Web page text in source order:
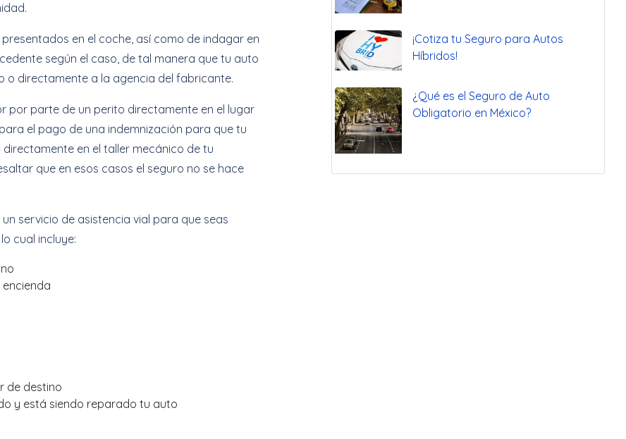
en el coche, así como de indagar en
según el caso, de tal manera que tu auto
o directamente a la agencia del fabricante.
por parte de un perito directamente en el lugar
el pago de una indemnización para que tu
en el taller mecánico de tu
que en esos casos el seguro no se hace
servicio de asistencia vial para que seas
cual incluye:
de destino
y está siendo reparado tu auto
¡Cotiza tu Seguro para Autos
Híbridos!
¿Qué es el Seguro de Auto
Obligatorio en México?